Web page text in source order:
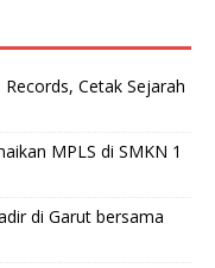
Cetak Sejarah
MPLS di SMKN 1
di Garut bersama